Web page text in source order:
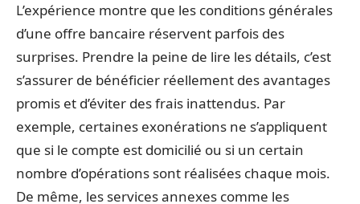
L’expérience montre que les conditions générales
d’une offre bancaire réservent parfois des
surprises. Prendre la peine de lire les détails, c’est
s’assurer de bénéficier réellement des avantages
promis et d’éviter des frais inattendus. Par
exemple, certaines exonérations ne s’appliquent
que si le compte est domicilié ou si un certain
nombre d’opérations sont réalisées chaque mois.
De même, les services annexes comme les